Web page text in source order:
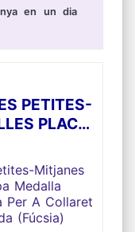
en un dia
PETITES-
PLACA
COLLARET